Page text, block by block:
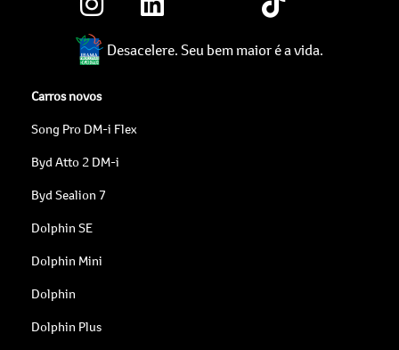
Desacelere. Seu bem maior é a vida.
Carros novos
Song Pro DM-i Flex
Byd Atto 2 DM-i
Byd Sealion 7
Dolphin SE
Dolphin Mini
Dolphin
Dolphin Plus